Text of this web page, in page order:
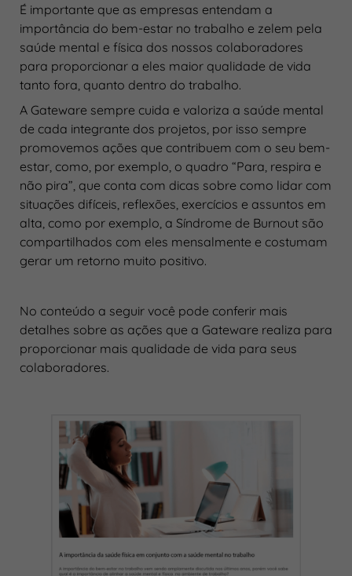
É importante que as empresas entendam a
importância do bem-estar no trabalho e zelem pela
saúde mental e física dos nossos colaboradores
para proporcionar a eles maior qualidade de vida
tanto fora, quanto dentro do trabalho.
A Gateware sempre cuida e valoriza a saúde mental
de cada integrante dos projetos, por isso sempre
promovemos ações que contribuem com o seu bem-
estar, como, por exemplo, o quadro “Para, respira e
não pira”, que conta com dicas sobre como lidar com
situações difíceis, reflexões, exercícios e assuntos em
alta, como por exemplo, a Síndrome de Burnout são
compartilhados com eles mensalmente e costumam
gerar um retorno muito positivo.
No conteúdo a seguir você pode conferir mais
detalhes sobre as ações que a Gateware realiza para
proporcionar mais qualidade de vida para seus
colaboradores.